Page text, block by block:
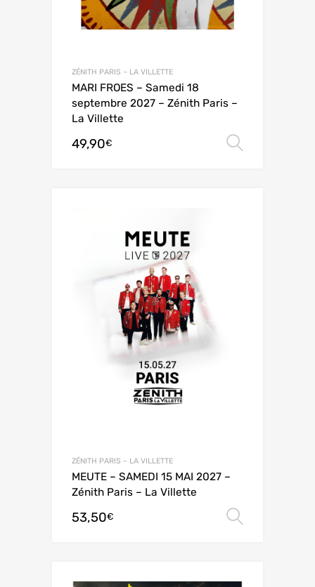
ZÉNITH PARIS – LA VILLETTE
MARI FROES – Samedi 18
septembre 2027 – Zénith Paris –
La Villette
49,90€
ZÉNITH PARIS – LA VILLETTE
MEUTE – SAMEDI 15 MAI 2027 –
Zénith Paris – La Villette
53,50€